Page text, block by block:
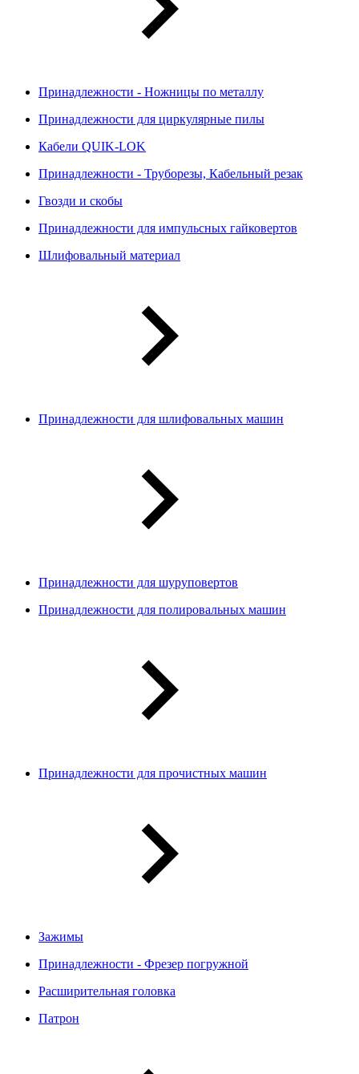
Принадлежности - Ножницы по металлу
Принадлежности для циркулярные пилы
Кабели QUIK-LOK
Принадлежности - Труборезы, Кабельный резак
Гвозди и скобы
Принадлежности для импульсных гайковертов
Шлифовальный материал
Принадлежности для шлифовальных машин
Принадлежности для шуруповертов
Принадлежности для полировальных машин
Принадлежности для прочистных машин
Зажимы
Принадлежности - Фрезер погружной
Расширительная головка
Патрон